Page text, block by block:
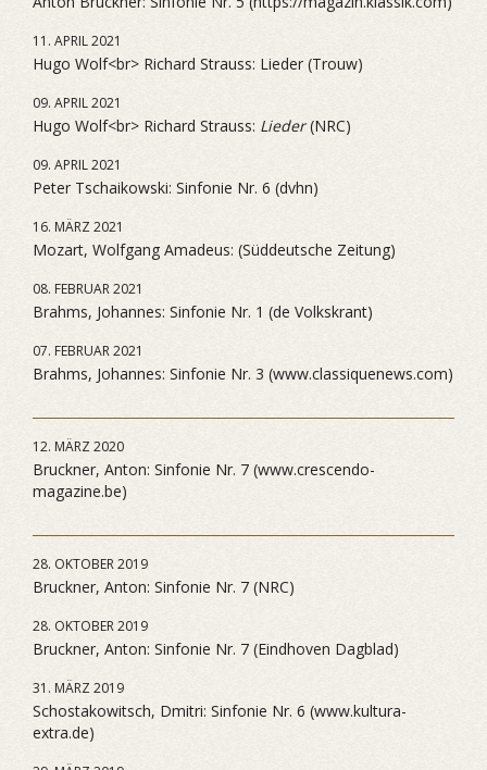
11. APRIL 2021
Hugo Wolf<br> Richard Strauss: Lieder (Trouw)
09. APRIL 2021
Hugo Wolf<br> Richard Strauss: Lieder(NRC)
09. APRIL 2021
Peter Tschaikowski: Sinfonie Nr. 6 (dvhn)
16. MÄRZ 2021
Mozart, Wolfgang Amadeus: (Süddeutsche Zeitung)
08. FEBRUAR 2021
Brahms, Johannes: Sinfonie Nr. 1 (de Volkskrant)
07. FEBRUAR 2021
Brahms, Johannes: Sinfonie Nr. 3 (www.classiquenews.com)
12. MÄRZ 2020
Bruckner, Anton: Sinfonie Nr. 7 (www.crescendo-
magazine.be)
28. OKTOBER 2019
Bruckner, Anton: Sinfonie Nr. 7 (NRC)
28. OKTOBER 2019
Bruckner, Anton: Sinfonie Nr. 7 (Eindhoven Dagblad)
31. MÄRZ 2019
Schostakowitsch, Dmitri: Sinfonie Nr. 6 (www.kultura-
extra.de)